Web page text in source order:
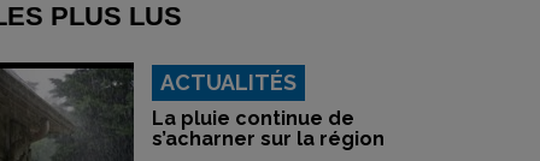
PLUS LUS
ACTUALITÉS
La pluie continue de
s’acharner sur la région